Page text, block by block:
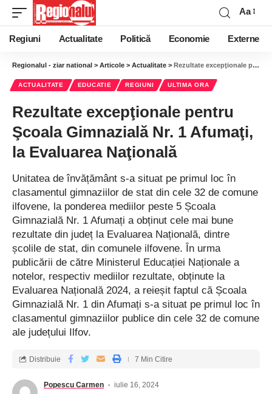
Aa
Regiuni Actualitate Politică Economie Externe
Regionalul - ziar national > Articole > Actualitate > Rezultate excepţionale pentru Şcoala Gimnazială Nr. 1 Afumaţi, la Evaluarea Naţională
ACTUALITATE EDUCATIE REGIUNI ULTIMA ORA
Rezultate excepţionale pentru
Şcoala Gimnazială Nr. 1 Afumaţi,
la Evaluarea Naţională
Unitatea de învățământ s-a situat pe primul loc în
clasamentul gimnaziilor de stat din cele 32 de comune
ilfovene, la ponderea mediilor peste 5 Școala
Gimnazială Nr. 1 Afumați a obținut cele mai bune
rezultate din județ la Evaluarea Națională, dintre
școlile de stat, din comunele ilfovene. În urma
publicării de către Ministerul Educației Naționale a
notelor, respectiv mediilor rezultate, obținute la
Evaluarea Națională 2024, a reieșit faptul că Școala
Gimnazială Nr. 1 din Afumați s-a situat pe primul loc în
clasamentul gimnaziilor publice din cele 32 de comune
ale județului Ilfov.
Popescu Carmen
iulie 16, 2024
Distribuie 7 Min Citire